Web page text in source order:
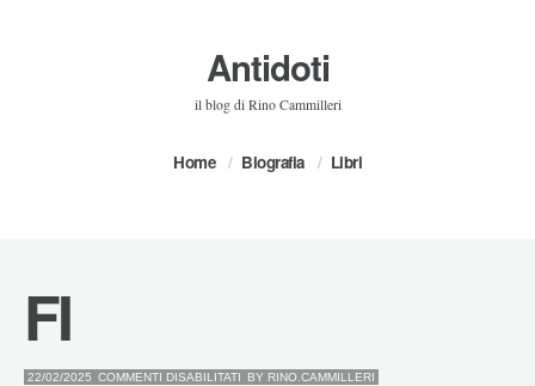
Antidoti
il blog di Rino Cammilleri
Home Biografia Libri
FI
22/02/2025 COMMENTI DISABILITATI SU
BY RINO.CAMMILLERI